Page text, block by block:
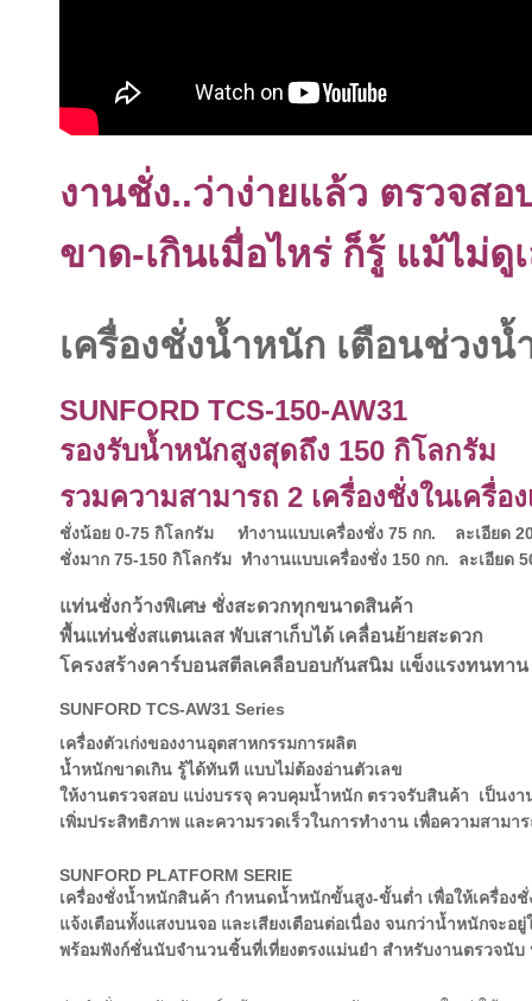
งานชั่ง..ว่าง่ายแล้ว ตรวจส
ขาด-เกินเมื่อไหร่ ก็รู้ แม้ไม่ดู
เครื่องชั่งน้ำหนัก เตือนช่วง
SUNFORD TCS-150-AW31
รองรับน้ำหนักสูงสุดถึง 150 กิโลกรัม
รวมความสามารถ 2 เครื่องชั่งในเครื่อง
ชั่งน้อย 0-75 กิโลกรัม ทำงานแบบเครื่องชั่ง 75 กก. ละเอียด
ชั่งมาก 75-150 กิโลกรัม ทำงานแบบเครื่องชั่ง 150 กก. ละเอียด
แท่นชั่งกว้างพิเศษ ชั่งสะดวกทุกขนาดสินค้า
พื้นแท่นชั่งสแตนเลส พับเสาเก็บได้ เคลื่อนย้ายสะดวก
โครงสร้างคาร์บอนสตีลเคลือบอบกันสนิม แข็งแรงทนทาน
SUNFORD TCS-AW31 Series
เครื่องตัวเก่งของงานอุตสาหกรรมการผลิต
น้ำหนักขาดเกิน รู้ได้ทันที แบบไม่ต้องอ่านตัวเลข
ให้งานตรวจสอบ แบ่งบรรจุ ควบคุมน้ำหนัก ตรวจรับสินค้า เป็นงา
เพิ่มประสิทธิภาพ และความรวดเร็วในการทำงาน เพื่อความสามา
SUNFORD PLATFORM SERIE
เครื่องชั่งน้ำหนักสินค้า กำหนดน้ำหนักขั้นสูง-ขั้นต่ำ เพื่อให้เครื่อ
แจ้งเตือนทั้งแสงบนจอ และเสียงเตือนต่อเนื่อง จนกว่าน้ำหนักจะอ
พร้อมฟังก์ชั่นนับจำนวนชิ้นที่เที่ยงตรงแม่นยำ สำหรับงานตรวจนับ